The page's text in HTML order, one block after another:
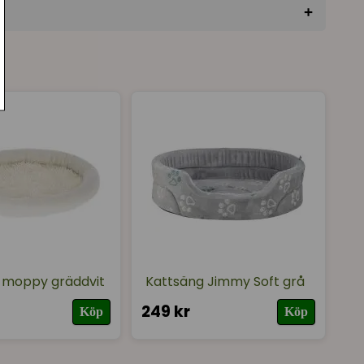
+
nytt.
gräddvit
Köp
Kattsäng Jimmy Soft grå
249 kr Köp